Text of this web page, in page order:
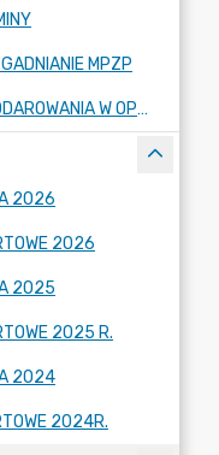
MPZP
PLANY ZAGOSPODAROWANIA W OPRACOWANIU
2026
2026
2025
2025 R.
2024
2024R.